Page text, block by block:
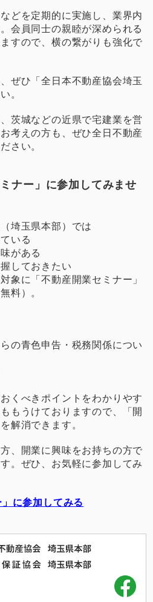
どを定期的に実施し、業界内
会員同士の親睦が深められる
すので、横の繋がりも強化で
ぜひ「全日本不動産協会埼玉
。
茨城などの近県で宅建業を営
考えの方も、ぜひ全日不動産
さい。
ナー」に参加してみませ
埼玉県本部）では
いる
がある
しておきたい
象に「不動産開業セミナー」
料）。
の青色申告・税務関係につい
くべきポイントをわかりやす
もうけておりますので、「開
解消できます。
、開業に興味をお持ちの方で
。ぜひ、お気軽に参加してみ
に参加してみる